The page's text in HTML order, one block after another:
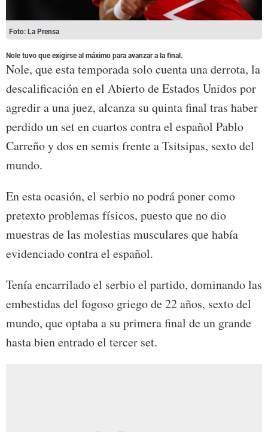
Foto: La Prensa
Nole tuvo que exigirse al máximo para avanzar a la final.
Nole, que esta temporada solo cuenta una derrota, la
descalificación en el Abierto de Estados Unidos por
agredir a una juez, alcanza su quinta final tras haber
perdido un set en cuartos contra el español Pablo
Carreño y dos en semis frente a Tsitsipas, sexto del
mundo.
En esta ocasión, el serbio no podrá poner como
pretexto problemas físicos, puesto que no dio
muestras de las molestias musculares que había
evidenciado contra el español.
Tenía encarrilado el serbio el partido, dominando las
embestidas del fogoso griego de 22 años, sexto del
mundo, que optaba a su primera final de un grande
hasta bien entrado el tercer set.